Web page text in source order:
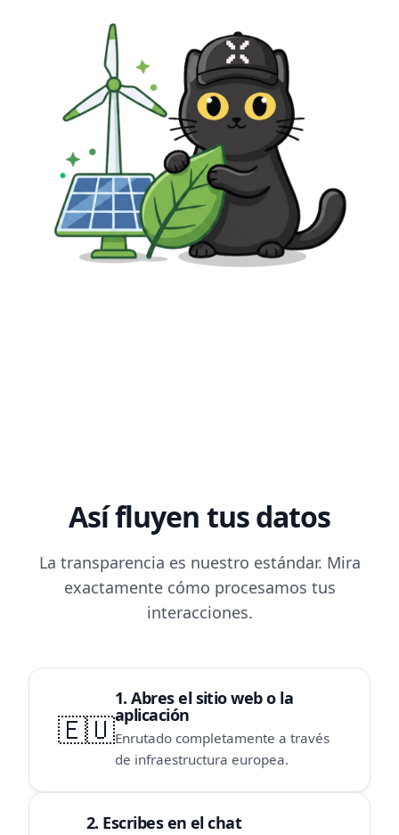
Así fluyen tus datos
La transparencia es nuestro estándar. Mira
exactamente cómo procesamos tus
interacciones.
🇪🇺
1. Abres el sitio web o la
aplicación
Enrutado completamente a través
de infraestructura europea.
2. Escribes en el chat